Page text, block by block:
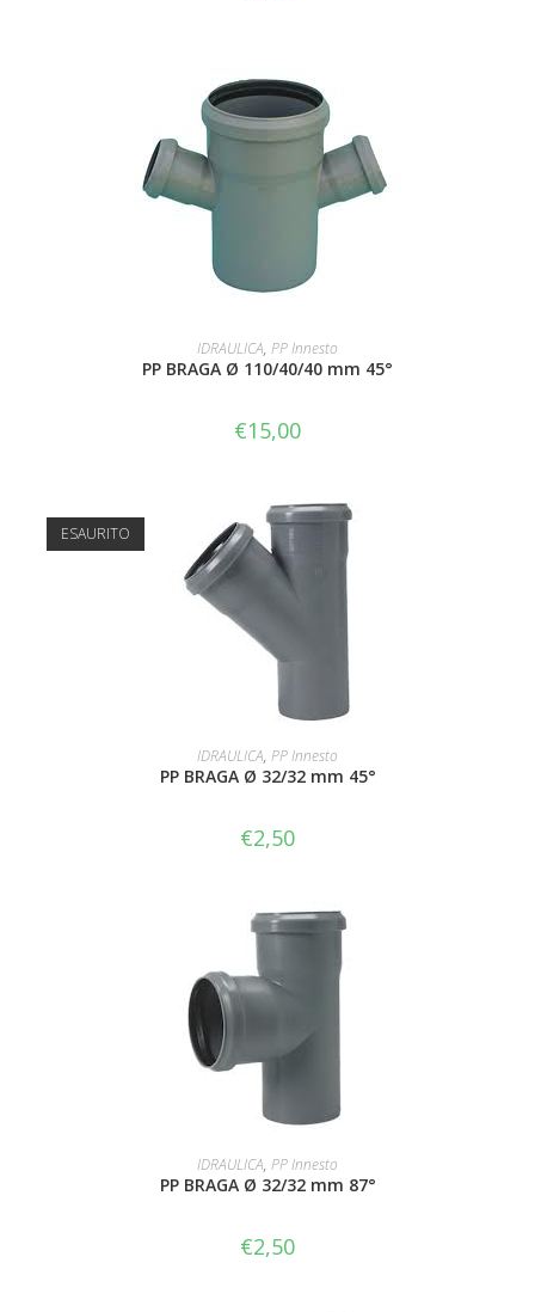
AGGIUNGI AL CARRELLO
IDRAULICA, PP Innesto
PP BRAGA Ø 110/40/40 mm 45°
€15,00
ESAURITO
LEGGI TUTTO
IDRAULICA, PP Innesto
PP BRAGA Ø 32/32 mm 45°
€2,50
AGGIUNGI AL CARRELLO
IDRAULICA, PP Innesto
PP BRAGA Ø 32/32 mm 87°
€2,50